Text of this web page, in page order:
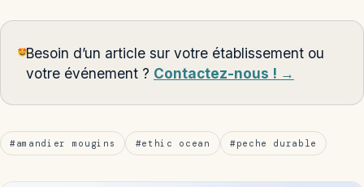
Besoin d’un article sur votre établissement ou
votre événement ? Contactez-nous ! →
#amandier mougins #ethic ocean #peche durable